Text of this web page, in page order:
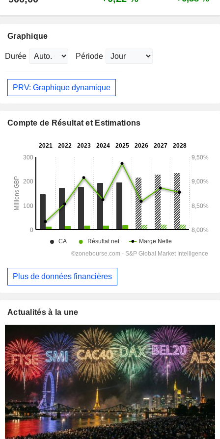
Graphique
Durée Période
PRV: Graphique dynamique
Compte de Résultat et Estimations
Plus de données financières
Actualités à la une